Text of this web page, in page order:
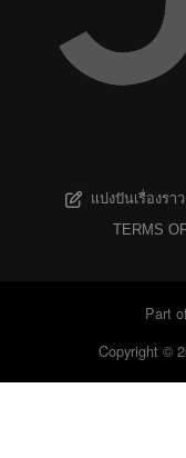
แบ่งปันเรื่องรา
TERMS
Part
Copyright ©